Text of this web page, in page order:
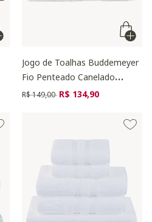
Jogo de Toalhas Buddemeyer
Fio Penteado Canelado
Branco
Preço reduzido de
R$ 149,00 para
R$ 134,90